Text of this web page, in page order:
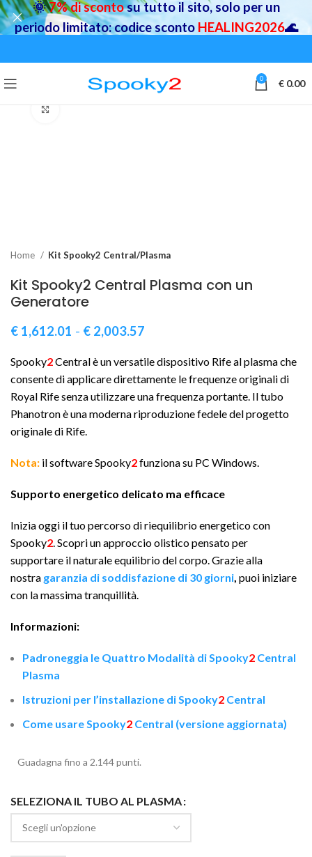
0 € 0.00
Home Kit Spooky2 Central/Plasma
Kit Spooky2 Central Plasma con un
Generatore
€ 1,612.01 - € 2,003.57
Spooky2Central è un versatile dispositivo Rife al plasma che
consente di applicare direttamente le frequenze originali di
Royal Rife senza utilizzare una frequenza portante. Il tubo
Phanotron è una moderna riproduzione fedele del progetto
originale di Rife.
Nota: il software Spooky2funziona su PC Windows.
Supporto energetico delicato ma efficace
Inizia oggi il tuo percorso di riequilibrio energetico con
Spooky2. Scopri un approccio olistico pensato per
supportare il naturale equilibrio del corpo. Grazie alla
nostra garanzia di soddisfazione di 30 giorni, puoi iniziare
con la massima tranquillità.
Informazioni:
Padroneggia le Quattro Modalità di Spooky2 Central
Plasma
Istruzioni per l’installazione di Spooky2 Central
Come usare Spooky2 Central (versione aggiornata)
Guadagna fino a 2.144 punti.
SELEZIONA IL TUBO AL PLASMA
🌞7% di scontosu tutto il sito, solo per un
periodo limitato: codice sconto HEALING2026🌊